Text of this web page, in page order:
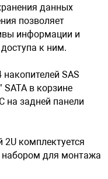
данных
позволяет
информации и
к ним.
SAS
SATA в корзине
на задней панели
комплектуется
для монтажа